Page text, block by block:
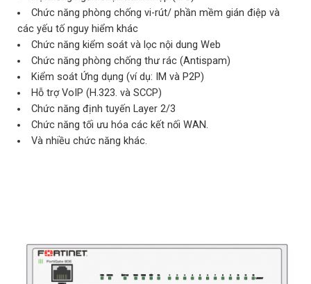
Chức năng phòng chống vi-rút/ phần mềm gián điệp và
các yếu tố nguy hiểm khác
Chức năng kiểm soát và lọc nội dung Web
Chức năng phòng chống thư rác (Antispam)
Kiểm soát Ứng dụng (ví dụ: IM và P2P)
Hỗ trợ VoIP (H.323. và SCCP)
Chức năng định tuyến Layer 2/3
Chức năng tối ưu hóa các kết nối WAN.
Và nhiều chức năng khác.